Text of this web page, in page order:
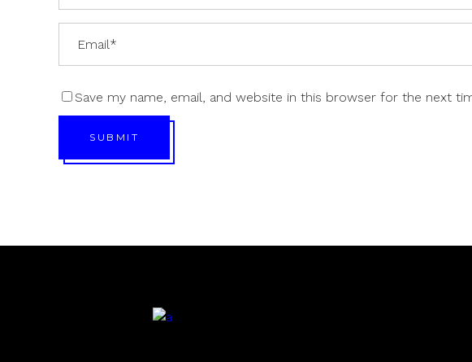
Save my name, email, and website in this browser for the next
SUBMIT